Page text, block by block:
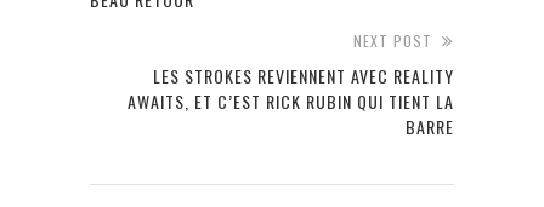
NEXT POST
LES STROKES REVIENNENT AVEC REALITY
AWAITS, ET C’EST RICK RUBIN QUI TIENT LA
BARRE